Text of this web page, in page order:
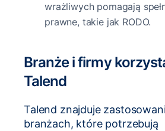
wrażliwych pomagają
prawne, takie jak RODO.
Branże i firmy
Talend
Talend znajduje
branżach, które potrzebują